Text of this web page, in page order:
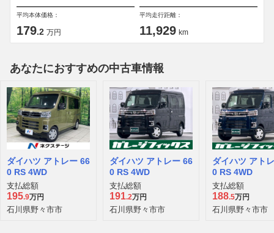
平均本体価格：
179.2 万円
平均走行距離：
11,929 km
あなたにおすすめの中古車情報
ダイハツ アトレー 66
0 RS 4WD
支払総額
195.9万円
石川県野々市市
ダイハツ アトレー 66
0 RS 4WD
支払総額
191.2万円
石川県野々市市
ダイハツ アト
0 RS 4WD
支払総額
188.5万円
石川県野々市市